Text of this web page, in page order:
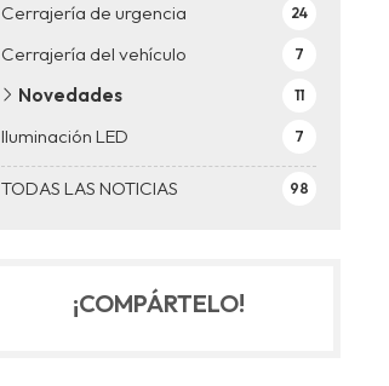
TODAS LAS NOTICIAS 98
Cerrajería de urgencia 24
Cerrajería del vehículo 7
Novedades 11
Iluminación LED 7
¡COMPÁRTELO!